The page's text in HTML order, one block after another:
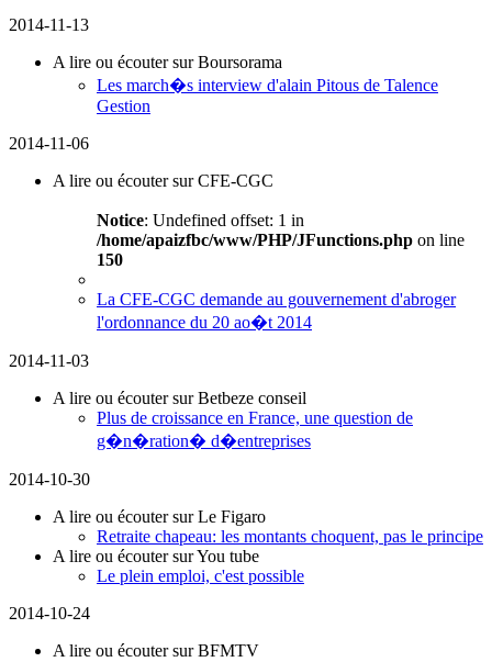
2014-11-13
A lire ou écouter sur Boursorama
Les march�s interview d'alain Pitous de Talence
Gestion
2014-11-06
A lire ou écouter sur CFE-CGC
Notice: Undefined offset: 1 in
/home/apaizfbc/www/PHP/JFunctions.php on line
150
La CFE-CGC demande au gouvernement d'abroger
l'ordonnance du 20 ao�t 2014
2014-11-03
A lire ou écouter sur Betbeze conseil
Plus de croissance en France, une question de
g�n�ration� d�entreprises
2014-10-30
A lire ou écouter sur Le Figaro
Retraite chapeau: les montants choquent, pas le principe
A lire ou écouter sur You tube
Le plein emploi, c'est possible
2014-10-24
A lire ou écouter sur BFMTV